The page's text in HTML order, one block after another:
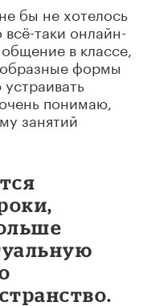
бы не хотелось
всё-таки онлайн-
в классе,
формы
понимаю,
занятий